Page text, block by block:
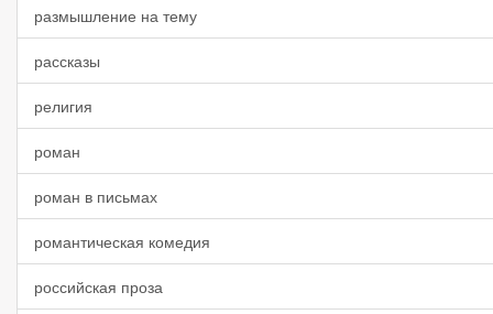
размышление на тему
рассказы
религия
роман
роман в письмах
романтическая комедия
российская проза